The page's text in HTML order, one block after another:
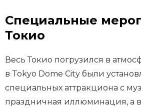
Специальные
Токио
Весь Токио погрузился в
в Tokyo Dome City были
специальных аттракциона с
праздничная иллюминация, а